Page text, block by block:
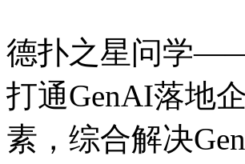
德扑之星问学
打通GenAI落地
素，综合解决